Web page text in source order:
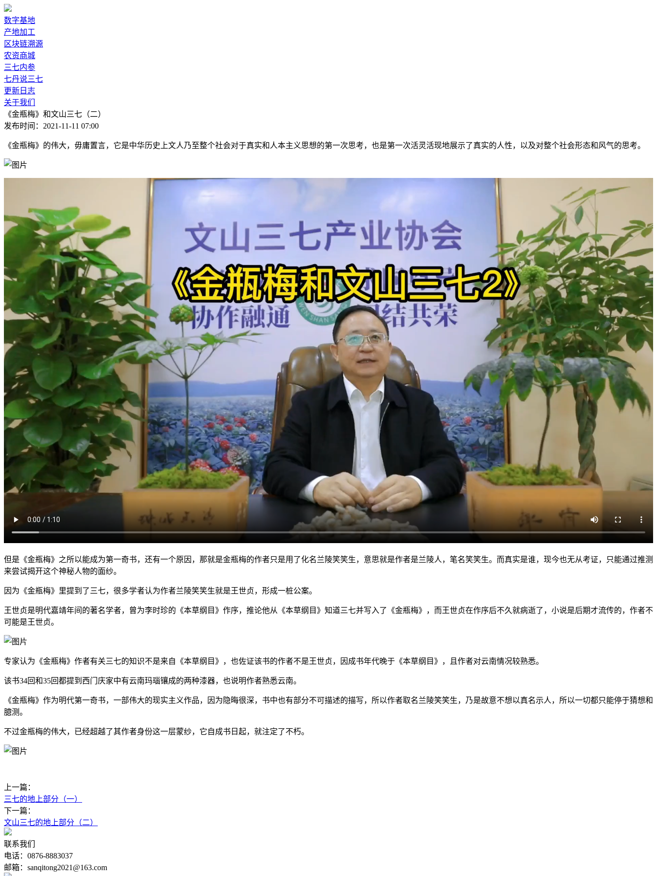
数字基地
产地加工
区块链溯源
农资商城
三七内参
七丹说三七
更新日志
关于我们
《金瓶梅》和文山三七（二）
发布时间：2021-11-11 07:00
《金瓶梅》的伟大，毋庸置言，它是中华历史上文人乃至整个社会对于真实和人本主义思想的第一次思考，也是第一次活灵活现地展示了真实的人性，以及对整个社会形态和风气的思考。
但是《金瓶梅》之所以能成为第一奇书，还有一个原因，那就是金瓶梅的作者只是用了化名兰陵笑笑生，意思就是作者是兰陵人，笔名笑笑生。而真实是谁，现今也无从考证，只能通过推测
来尝试揭开这个神秘人物的面纱。
因为《金瓶梅》里提到了三七，很多学者认为作者兰陵笑笑生就是王世贞，形成一桩公案。
王世贞是明代嘉靖年间的著名学者，曾为李时珍的《本草纲目》作序，推论他从《本草纲目》知道三七并写入了《金瓶梅》，而王世贞在作序后不久就病逝了，小说是后期才流传的，作者不
可能是王世贞。
专家认为《金瓶梅》作者有关三七的知识不是来自《本草纲目》，也佐证该书的作者不是王世贞，因成书年代晚于《本草纲目》，且作者对云南情况较熟悉。
该书34回和35回都提到西门庆家中有云南玛瑙镶成的两种漆器，也说明作者熟悉云南。
《金瓶梅》作为明代第一奇书，一部伟大的现实主义作品，因为隐晦很深，书中也有部分不可描述的描写，所以作者取名兰陵笑笑生，乃是故意不想以真名示人，所以一切都只能停于猜想和
臆测。
不过金瓶梅的伟大，已经超越了其作者身份这一层蒙纱，它自成书日起，就注定了不朽。
上一篇：
三七的地上部分（一）
下一篇：
文山三七的地上部分（二）
联系我们
电话：0876-8883037
邮箱：sanqitong2021@163.com